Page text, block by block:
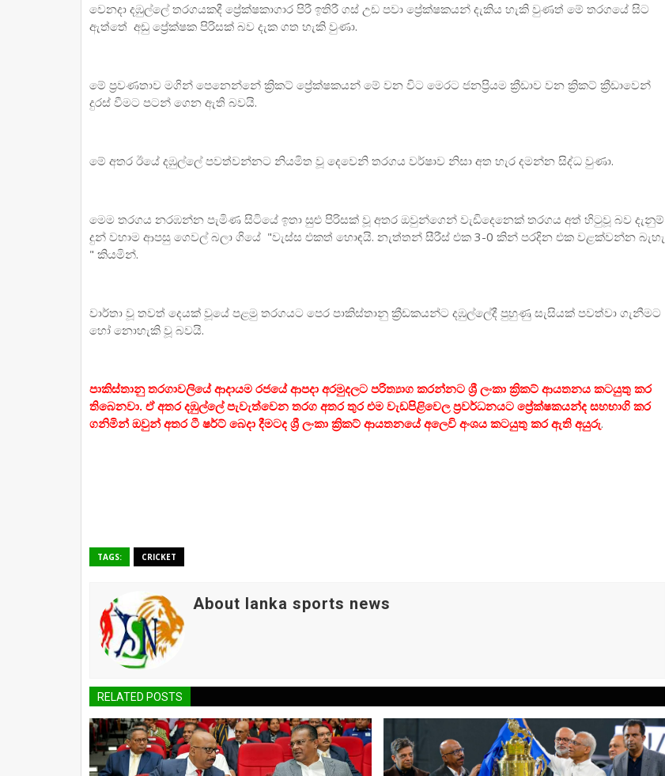
වෙනදා දඹුල්ලේ තරගයකදී ප්‍රේක්ෂකාගාර පිරී ඉතිරී ගස් උඩ පවා ප්‍රේක්ෂකයන් දැකිය හැකි වුණත් මේ තරගයේ සිට
ඇත්තේ අඩු ප්‍රේක්ෂක පිරිසක් බව දැක ගත හැකි වුණා.
මේ ප්‍රවණතාව මගින් පෙනෙන්නේ ක්‍රිකට් ප්‍රේක්ෂකයන් මේ වන විට මෙරට ජනප්‍රියම ක්‍රීඩාව වන ක්‍රිකට් ක්‍රීඩාවෙන්
දුරස් වීමට පටන් ගෙන ඇති බවයි.
මේ අතර ඊයේ දඹුල්ලේ පවත්වන්නට නියමිත වූ දෙවෙනි තරගය වර්ෂාව නිසා අත හැර දමන්න සිද්ධ වුණා.
මෙම තරගය නරඹන්න පැමිණ සිටියේ ඉතා සුළු පිරිසක් වූ අතර ඔවුන්ගෙන් වැඩිදෙනෙක් තරගය අත් හිටුවූ බව දැනුම්
දුන් වහාම ආපසු ගෙවල් බලා ගියේ "වැස්ස එකත් හොඳයි. නැත්තන් සීරීස් එක 3-0 කින් පරදින එක වළක්වන්න බැහැ
" කියමින්.
වාර්තා වූ තවත් දෙයක් වූයේ පළමු තරගයට පෙර පාකිස්තානු ක්‍රීඩකයන්ට දඹුල්ලේදී පුහුණු සැසියක් පවත්වා ගැනීමට
හෝ නොහැකි වූ බවයි.
පාකිස්තානු තරගාවලියේ ආදායම රජයේ ආපදා අරමුදලට පරිත්‍යාග කරන්නට ශ්‍රී ලංකා ක්‍රිකට් ආයතනය කටයුතු කර
තිබෙනවා. ඒ අතර දඹුල්ලේ පැවැත්වෙන තරග අතර තුර එම වැඩපිළිවෙල ප්‍රවර්ධනයට ප්‍රේක්ෂකයන්ද සහභාගි කර
ගනිමින් ඔවුන් අතර ටී ෂර්ට් බෙදා දීමටද ශ්‍රී ලංකා ක්‍රිකට් ආයතනයේ අලෙවි අංශය කටයුතු කර ඇති අයුරු.
TAGS: CRICKET
About lanka sports news
RELATED POSTS